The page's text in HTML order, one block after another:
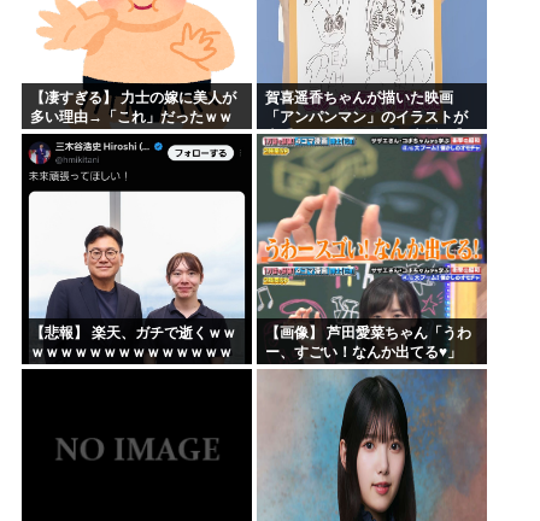
【凄すぎる】 力士の嫁に美人が
多い理由→「これ」だったｗｗ
ｗｗｗｗｗ
賀喜遥香ちゃんが描いた映画
「アンパンマン」のイラストが
上手すぎる！！！【乃木坂46】
【悲報】 楽天、ガチで逝くｗｗ
ｗｗｗｗｗｗｗｗｗｗｗｗｗｗ
ｗｗｗｗ
【画像】 芦田愛菜ちゃん「うわ
ー、すごい！なんか出てる♥」